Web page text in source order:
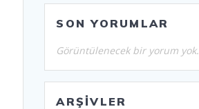
SON YORUMLAR
Görüntülenecek bir yorum yok.
ARŞIVLER